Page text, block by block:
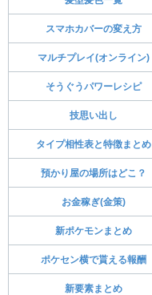
スマホカバーの変え方
マルチプレイ(オンライン)
そうぐうパワーレシピ
技思い出し
タイプ相性表と特徴まとめ
預かり屋の場所はどこ？
お金稼ぎ(金策)
新ポケモンまとめ
ポケセン横で貰える報酬
新要素まとめ